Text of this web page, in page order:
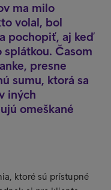
ma milo
volal, bol
pochopiť, aj keď
Časom
presne
sumu, ktorá sa
iných
omeškané
ktoré sú prístupné